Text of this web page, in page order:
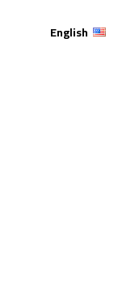
English